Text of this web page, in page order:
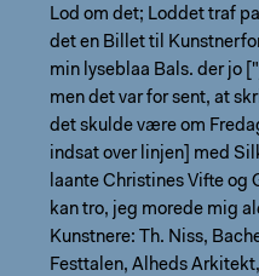
Lod om det; Loddet traf
det en Billet til
min lyseblaa Bals. der jo
men det var for sent, at
det skulde være om
indsat over linjen] med
laante Christines Vifte
kan tro, jeg morede mig
Kunstnere: Th. Niss,
Festtalen, Alheds